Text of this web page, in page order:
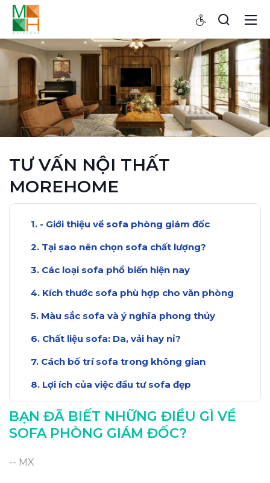
TƯ VẤN NỘI THẤT
MOREHOME
- Giới thiệu về sofa phòng giám đốc
Tại sao nên chọn sofa chất lượng?
Các loại sofa phổ biến hiện nay
Kích thước sofa phù hợp cho văn phòng
Màu sắc sofa và ý nghĩa phong thủy
Chất liệu sofa: Da, vải hay nỉ?
Cách bố trí sofa trong không gian
Lợi ích của việc đầu tư sofa đẹp
Xu hướng thiết kế sofa năm 2025
Kết luận: Sofa hoàn hảo cho phòng giám
BẠN ĐÃ BIẾT NHỮNG ĐIỀU GÌ VỀ
SOFA PHÒNG GIÁM ĐỐC?
-- MX